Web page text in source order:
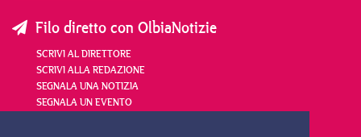
Filo diretto con OlbiaNotizie
SCRIVI AL DIRETTORE
SCRIVI ALLA REDAZIONE
SEGNALA UNA NOTIZIA
SEGNALA UN EVENTO